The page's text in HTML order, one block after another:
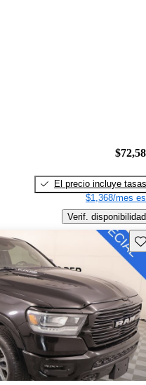
El precio incluye tasas
$1,368/mes
Verif. disponibilidad